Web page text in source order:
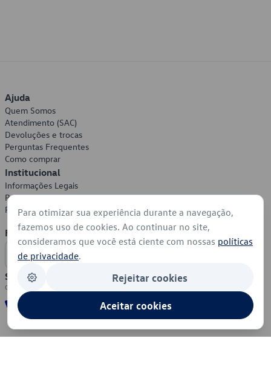
Ajuda
Quem Somos
Atendimento (SAC)
Devoluções e trocas
Perguntas Frequentes
Como comprar
Institucional
Informações Legais
Política de Privacidade
Política de Cookies
Formas de Pagamento
Segurança
Para otimizar sua experiência durante a navegação,
fazemos uso de cookies. Ao continuar no site,
consideramos que você está ciente com nossas políticas
de privacidade.
Rejeitar cookies
Aceitar cookies